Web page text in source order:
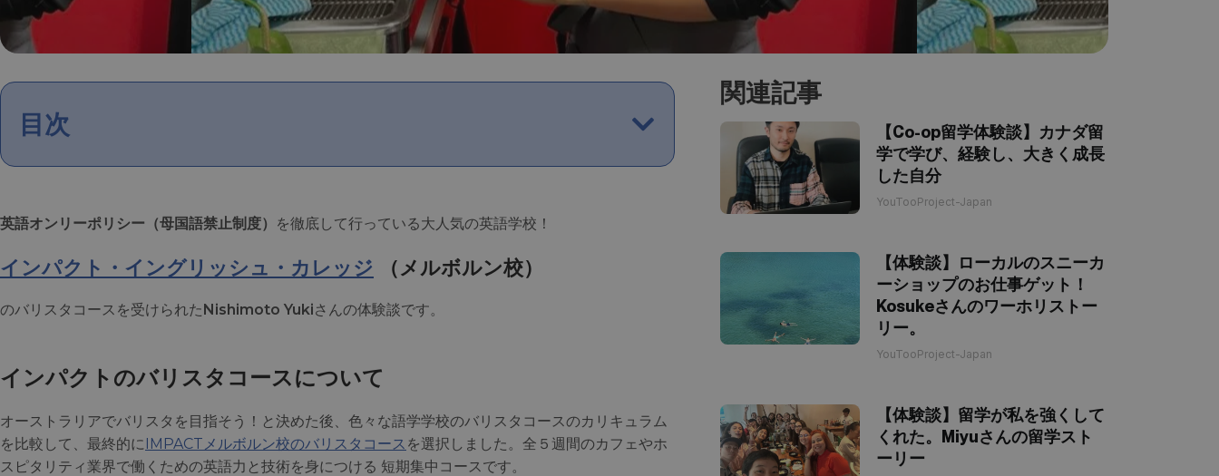
目次
英語オンリーポリシー（母国語禁止制度） を徹底して行っている大人気の英語学校！
インパクト・イングリッシュ・カレッジ （メルボルン校）
のバリスタコースを受けられたNishimoto Yukiさんの体験談です。
インパクトのバリスタコースについて
オーストラリアでバリスタを目指そう！と決めた後、色々な語学学校のバリスタコースのカリキュラム
を比較して、最終的にIMPACTメルボルン校のバリスタコース を選択しました。全５週間のカフェやホ
スピタリティ業界で働くための英語力と技術を身につける 短期集中コースです。
関連記事
【Co-op留学体験談】カナダ留
学で学び、経験し、大きく成長
した自分
YouTooProject-Japan
【体験談】ローカルのスニーカ
ーショップのお仕事ゲット！
Kosukeさんのワーホリストー
リー。
YouTooProject-Japan
【体験談】留学が私を強くして
くれた。Miyuさんの留学スト
ーリー